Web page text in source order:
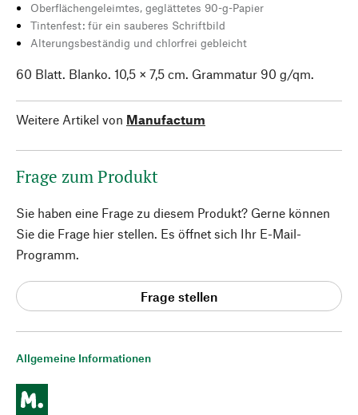
Allgemeine Informationen
Oberflächengeleimtes, geglättetes 90-g-Papier
Tintenfest: für ein sauberes Schriftbild
Alterungsbeständig und chlorfrei gebleicht
60 Blatt. Blanko. 10,5 × 7,5 cm. Grammatur 90 g/qm.
Weitere Artikel von Manufactum
Frage zum Produkt
Sie haben eine Frage zu diesem Produkt? Gerne können
Sie die Frage hier stellen. Es öffnet sich Ihr E-Mail-
Programm.
Frage stellen